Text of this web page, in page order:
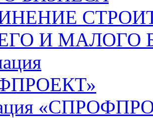
И МАЛОГО